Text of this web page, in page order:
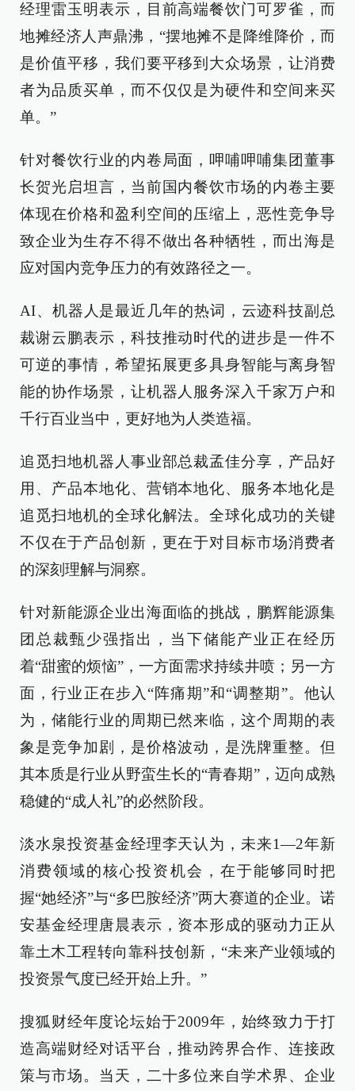
经理雷玉明表示，目前高端餐饮门可罗雀，而
地摊经济人声鼎沸，“摆地摊不是降维降价，而
是价值平移，我们要平移到大众场景，让消费
者为品质买单，而不仅仅是为硬件和空间来买
单。”
针对餐饮行业的内卷局面，呷哺呷哺集团董事
长贺光启坦言，当前国内餐饮市场的内卷主要
体现在价格和盈利空间的压缩上，恶性竞争导
致企业为生存不得不做出各种牺牲，而出海是
应对国内竞争压力的有效路径之一。
AI、机器人是最近几年的热词，云迹科技副总
裁谢云鹏表示，科技推动时代的进步是一件不
可逆的事情，希望拓展更多具身智能与离身智
能的协作场景，让机器人服务深入千家万户和
千行百业当中，更好地为人类造福。
追觅扫地机器人事业部总裁孟佳分享，产品好
用、产品本地化、营销本地化、服务本地化是
追觅扫地机的全球化解法。全球化成功的关键
不仅在于产品创新，更在于对目标市场消费者
的深刻理解与洞察。
针对新能源企业出海面临的挑战，鹏辉能源集
团总裁甄少强指出，当下储能产业正在经历
着“甜蜜的烦恼”，一方面需求持续井喷；另一方
面，行业正在步入“阵痛期”和“调整期”。他认
为，储能行业的周期已然来临，这个周期的表
象是竞争加剧，是价格波动，是洗牌重整。但
其本质是行业从野蛮生长的“青春期”，迈向成熟
稳健的“成人礼”的必然阶段。
淡水泉投资基金经理李天认为，未来1—2年新
消费领域的核心投资机会，在于能够同时把
握“她经济”与“多巴胺经济”两大赛道的企业。诺
安基金经理唐晨表示，资本形成的驱动力正从
靠土木工程转向靠科技创新，“未来产业领域的
投资景气度已经开始上升。”
搜狐财经年度论坛始于2009年，始终致力于打
造高端财经对话平台，推动跨界合作、连接政
策与市场。当天，二十多位来自学术界、企业